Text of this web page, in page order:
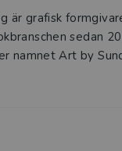
är grafisk
sedan
namnet Art by